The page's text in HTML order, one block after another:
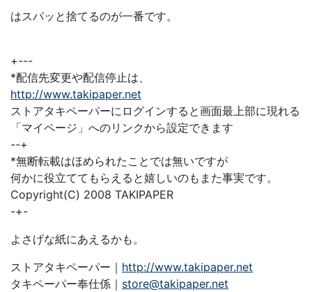
はスパッと捨てるのが一番です。
+---
*配信先変更や配信停止は、
http://www.takipaper.net
ストアタキペーパーにログインすると画面最上部に現れる
「マイページ」へのリンクから設定できます
--+
*無断転載はほめられたことでは無いですが
何かに役立ててもらえると嬉しいのもまた事実です。
Copyright(C) 2008 TAKIPAPER
-+-
よさげな紙にあえるかも。
ストアタキペーパー｜ http://www.takipaper.net
タキペーパー奉仕係｜ store@takipaper.net